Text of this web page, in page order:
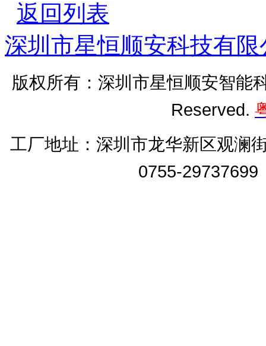
返回列表
深圳市星恒顺安科技有
版权所有：深圳市星恒顺安智能
Reserved.
工厂地址： 深圳市龙华新区观澜
0755-